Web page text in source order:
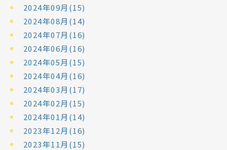
2024年09月(15)
2024年08月(14)
2024年07月(16)
2024年06月(16)
2024年05月(15)
2024年04月(16)
2024年03月(17)
2024年02月(15)
2024年01月(14)
2023年12月(16)
2023年11月(15)